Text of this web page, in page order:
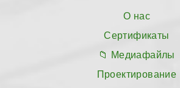
О нас
Сертификаты
Медиафайлы
Проектирование